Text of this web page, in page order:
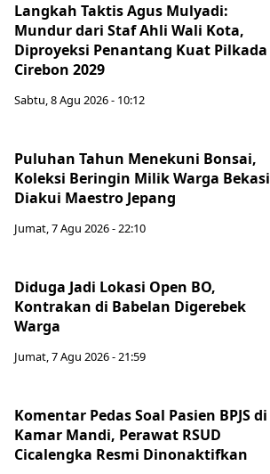
Langkah Taktis Agus Mulyadi:
Mundur dari Staf Ahli Wali Kota,
Diproyeksi Penantang Kuat Pilkada
Cirebon 2029
Sabtu, 8 Agu 2026 - 10:12
Puluhan Tahun Menekuni Bonsai,
Koleksi Beringin Milik Warga Bekasi
Diakui Maestro Jepang
Jumat, 7 Agu 2026 - 22:10
Diduga Jadi Lokasi Open BO,
Kontrakan di Babelan Digerebek
Warga
Jumat, 7 Agu 2026 - 21:59
Komentar Pedas Soal Pasien BPJS di
Kamar Mandi, Perawat RSUD
Cicalengka Resmi Dinonaktifkan